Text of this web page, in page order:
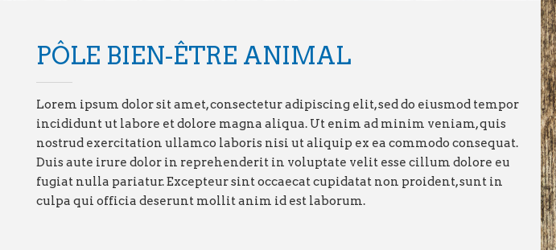
PÔLE BIEN-ÊTRE ANIMAL
Lorem ipsum dolor sit amet, consectetur adipiscing elit, sed do eiusmod tempor
incididunt ut labore et dolore magna aliqua. Ut enim ad minim veniam, quis
nostrud exercitation ullamco laboris nisi ut aliquip ex ea commodo consequat.
Duis aute irure dolor in reprehenderit in voluptate velit esse cillum dolore eu
fugiat nulla pariatur. Excepteur sint occaecat cupidatat non proident, sunt in
culpa qui officia deserunt mollit anim id est laborum.